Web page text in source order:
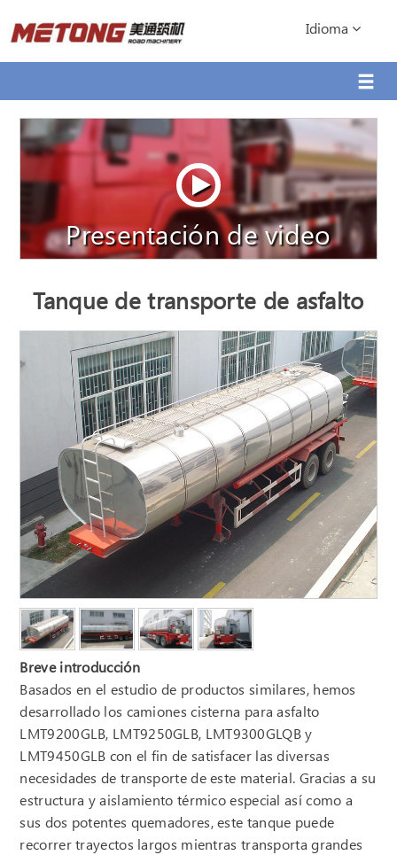
Idioma
Presentación de video
Tanque de transporte de asfalto
Breve introducción
Basados en el estudio de productos similares, hemos
desarrollado los camiones cisterna para asfalto
LMT9200GLB, LMT9250GLB, LMT9300GLQB y
LMT9450GLB con el fin de satisfacer las diversas
necesidades de transporte de este material. Gracias a su
estructura y aislamiento térmico especial así como a
sus dos potentes quemadores, este tanque puede
recorrer trayectos largos mientras transporta grandes